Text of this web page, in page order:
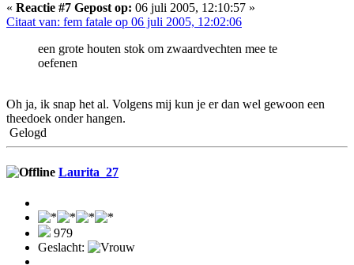
« Reactie #7 Gepost op: 06 juli 2005, 12:10:57 »
Citaat van: fem fatale op 06 juli 2005, 12:02:06
een grote houten stok om zwaardvechten mee te
oefenen
Oh ja, ik snap het al. Volgens mij kun je er dan wel gewoon een
theedoek onder hangen.
Gelogd
Laurita_27
979
Geslacht: